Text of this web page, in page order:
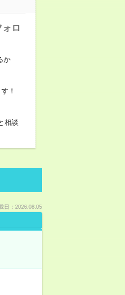
ロ
か
！
相談
日：2026.08.05